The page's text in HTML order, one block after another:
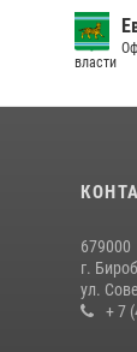
власти
679000
г.
ул.
+ 7